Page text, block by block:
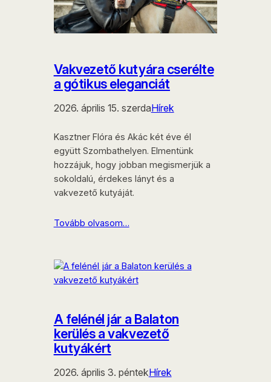
Vakvezető kutyára cserélte
a gótikus eleganciát
2026. április 15. szerdaHírek
Kasztner Flóra és Akác két éve él
együtt Szombathelyen. Elmentünk
hozzájuk, hogy jobban megismerjük a
sokoldalú, érdekes lányt és a
vakvezető kutyáját.
Tovább olvasom…
A felénél jár a Balaton
kerülés a vakvezető
kutyákért
2026. április 3. péntekHírek